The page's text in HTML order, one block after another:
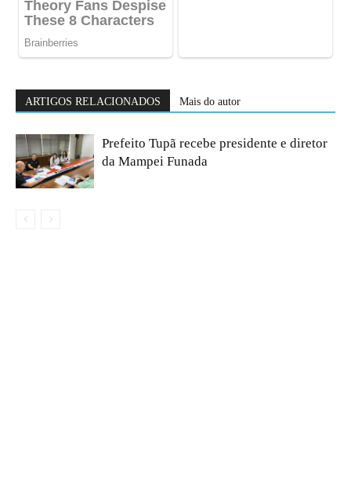
ARTIGOS RELACIONADOS Mais do autor
Prefeito Tupã recebe presidente e diretor
da Mampei Funada